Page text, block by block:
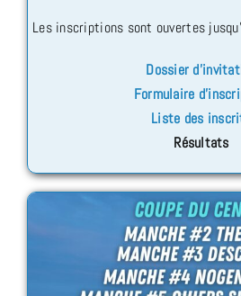
Les inscriptions sont ouvertes
Dossier
Formulaire
Liste des
Résultats